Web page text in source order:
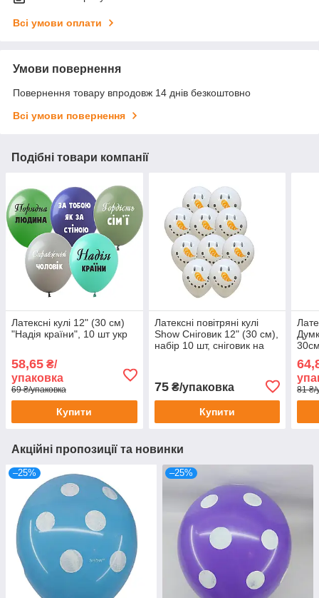
Всі умови оплати
Умови повернення
Повернення товару впродовж 14 днів безкоштовно
Всі умови повернення
Подібні товари компанії
Латексні кулі 12" (30 см)
"Надія країни", 10 шт укр
58,65 ₴/
упаковка
69 ₴/упаковка
Купити
Латексні повітряні кулі
Show Сніговик 12" (30 см),
набір 10 шт, сніговик на
75₴/упаковка
Купити
81 ₴/
Акційні пропозиції та новинки
–25% –25%